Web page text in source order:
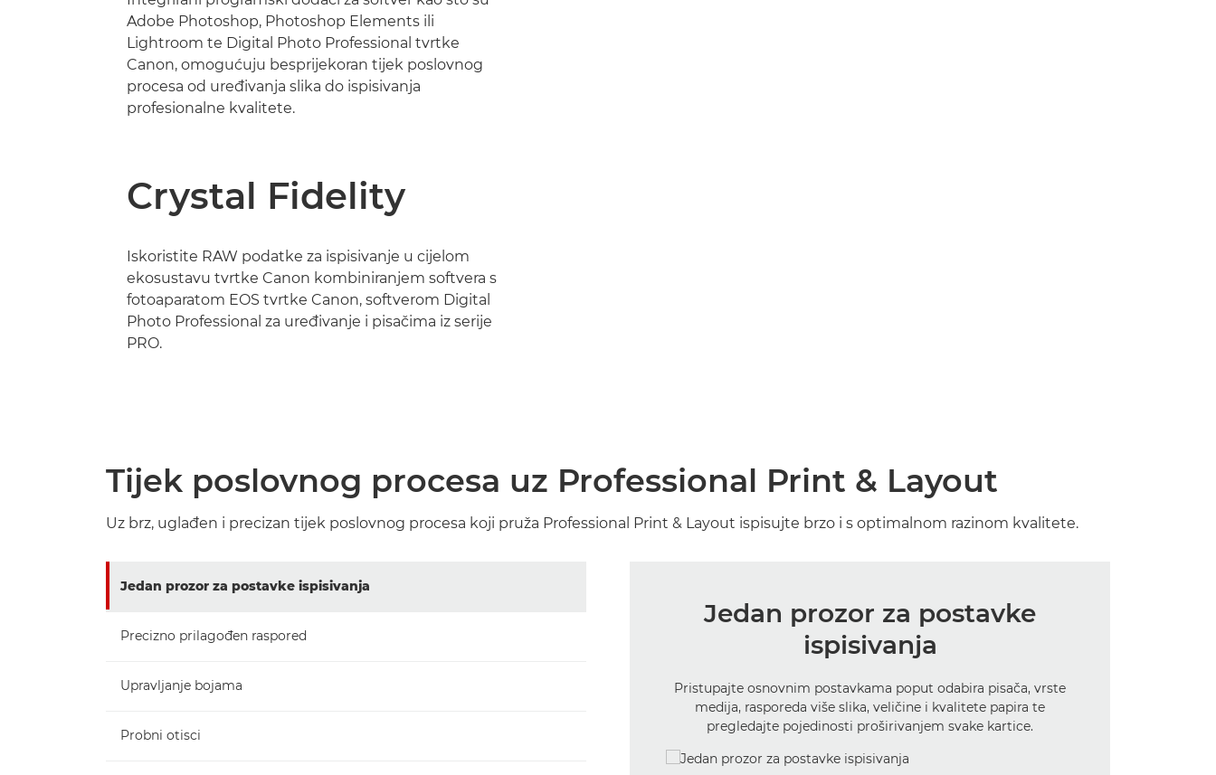
Adobe Photoshop, Photoshop Elements ili
Lightroom te Digital Photo Professional tvrtke
Canon, omogućuju besprijekoran tijek poslovnog
procesa od uređivanja slika do ispisivanja
profesionalne kvalitete.
Crystal Fidelity
Iskoristite RAW podatke za ispisivanje u cijelom
ekosustavu tvrtke Canon kombiniranjem softvera s
fotoaparatom EOS tvrtke Canon, softverom Digital
Photo Professional za uređivanje i pisačima iz serije
PRO.
Tijek poslovnog procesa uz Professional Print & Layout
Uz brz, uglađen i precizan tijek poslovnog procesa koji pruža Professional Print & Layout ispisujte brzo i s optimalnom razinom kvalitete.
Jedan prozor za postavke ispisivanja
Precizno prilagođen raspored
Upravljanje bojama
Probni otisci
Jedan prozor za postavke
ispisivanja
Pristupajte osnovnim postavkama poput odabira pisača, vrste
medija, rasporeda više slika, veličine i kvalitete papira te
pregledajte pojedinosti proširivanjem svake kartice.